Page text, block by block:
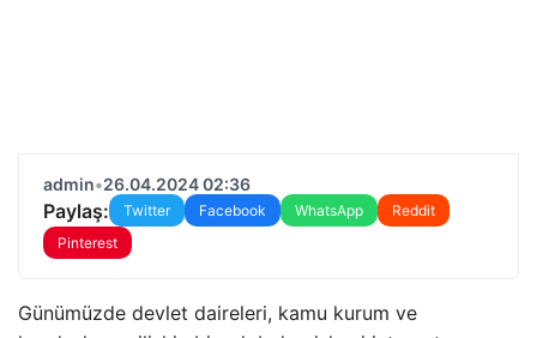
admin•26.04.2024 02:36
Paylaş: Twitter Facebook WhatsApp
Reddit
Pinterest
Günümüzde devlet daireleri, kamu kurum ve